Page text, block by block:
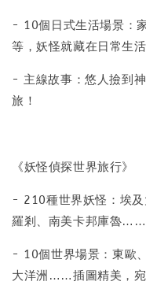
- 10個日式生活場景：
等，妖怪就藏在日常生活
- 主線故事：悠人撿到
旅！
《妖怪偵探世界旅行》
- 210種世界妖怪：埃
羅剎、南美卡邦庫魯……
- 10個世界場景：東歐
大洋洲……插圖精美，宛